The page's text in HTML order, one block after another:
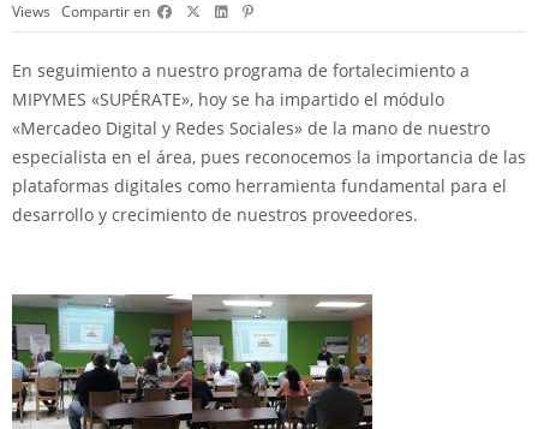
Views Compartir en
En seguimiento a nuestro programa de fortalecimiento a
MIPYMES «SUPÉRATE», hoy se ha impartido el módulo
«Mercadeo Digital y Redes Sociales» de la mano de nuestro
especialista en el área, pues reconocemos la importancia de las
plataformas digitales como herramienta fundamental para el
desarrollo y crecimiento de nuestros proveedores.